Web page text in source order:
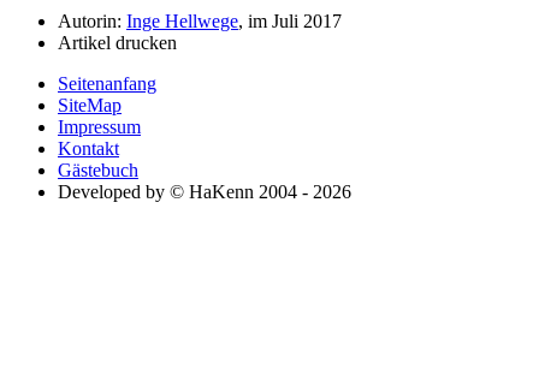
Autorin: Inge Hellwege, im Juli 2017
Artikel drucken
Seitenanfang
SiteMap
Impressum
Kontakt
Gästebuch
Developed by © HaKenn 2004 - 2026